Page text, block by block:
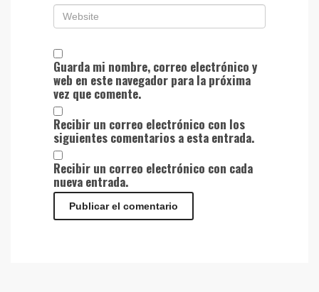
Guarda mi nombre, correo electrónico y
web en este navegador para la próxima
vez que comente.
Recibir un correo electrónico con los
siguientes comentarios a esta entrada.
Recibir un correo electrónico con cada
nueva entrada.